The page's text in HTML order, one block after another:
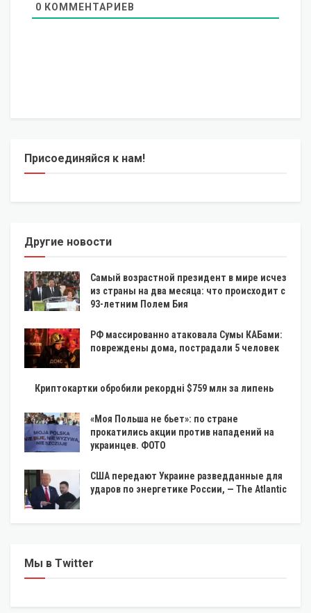
0 КОММЕНТАРИЕВ
Присоединяйся к нам!
Другие новости
Самый возрастной президент в мире исчез
из страны на два месяца: что происходит с
93-летним Полем Бия
РФ массированно атаковала Сумы КАБами:
повреждены дома, пострадали 5 человек
Криптокартки обробили рекордні $759 млн за липень
«Моя Польша не бьет»: по стране
прокатились акции против нападений на
украинцев. ФОТО
США передают Украине разведданные для
ударов по энергетике России, — The Atlantic
Мы в Twitter